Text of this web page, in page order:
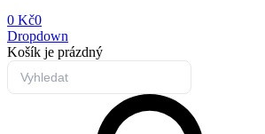
0 Kč0
Dropdown
Košík je prázdný